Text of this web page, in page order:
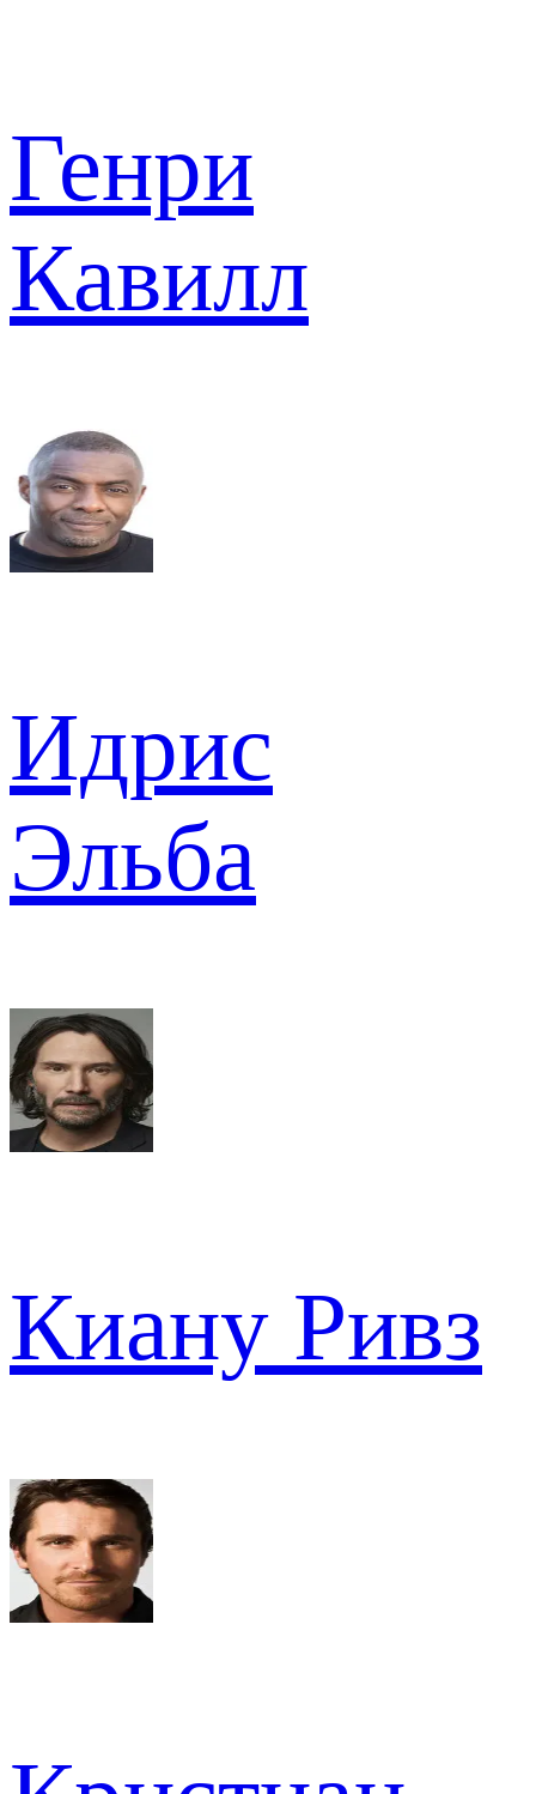
Генри
Кавилл
Идрис
Эльба
Киану Ривз